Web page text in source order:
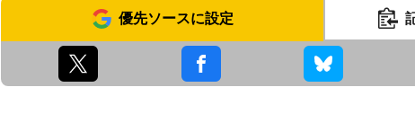
優先ソースに設定